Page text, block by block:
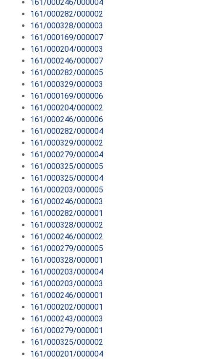
161/000246/000004
161/000282/000002
161/000328/000003
161/000169/000007
161/000204/000003
161/000246/000007
161/000282/000005
161/000329/000003
161/000169/000006
161/000204/000002
161/000246/000006
161/000282/000004
161/000329/000002
161/000279/000004
161/000325/000005
161/000325/000004
161/000203/000005
161/000246/000003
161/000282/000001
161/000328/000002
161/000246/000002
161/000279/000005
161/000328/000001
161/000203/000004
161/000203/000003
161/000246/000001
161/000202/000001
161/000243/000003
161/000279/000001
161/000325/000002
161/000201/000004